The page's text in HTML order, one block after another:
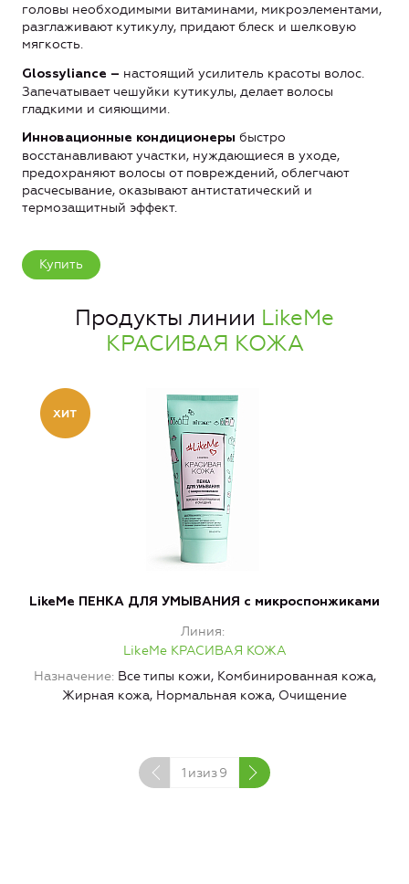
головы необходимыми витаминами, микроэлементами,
разглаживают кутикулу, придают блеск и шелковую
мягкость.
Glossyliance – настоящий усилитель красоты волос.
Запечатывает чешуйки кутикулы, делает волосы
гладкими и сияющими.
Инновационные кондиционеры быстро
восстанавливают участки, нуждающиеся в уходе,
предохраняют волосы от повреждений, облегчают
расчесывание, оказывают антистатический и
термозащитный эффект.
Купить
Продукты линии LikeMe
КРАСИВАЯ КОЖА
LikeMe ПЕНКА ДЛЯ УМЫВАНИЯ с микроспонжиками
Линия
LikeMe КРАСИВАЯ КОЖА
Назначение Все типы кожи, Комбинированная кожа,
Жирная кожа, Нормальная кожа, Очищение
1 изиз9